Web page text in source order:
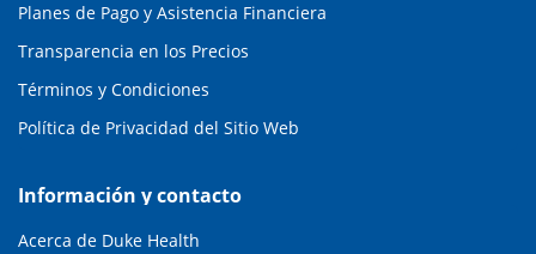
Planes de Pago y Asistencia Financiera
Transparencia en los Precios
Términos y Condiciones
Política de Privacidad del Sitio Web
Información y contacto
Acerca de Duke Health